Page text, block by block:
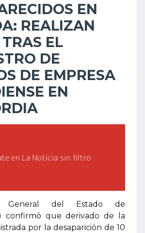
EN
REALIZAN
EL
DE
DE EMPRESA
EN
General del Estado de
confirmó que derivado de la
por la desaparición de 10